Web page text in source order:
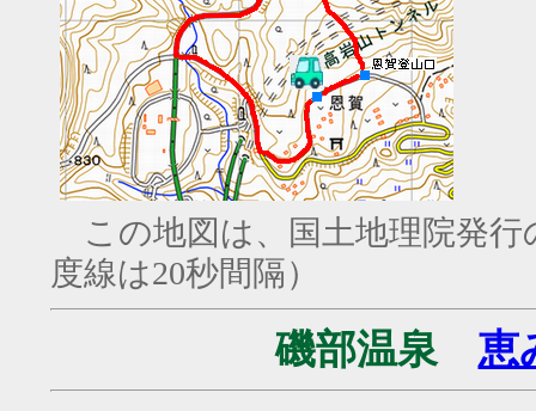
この地図は、国土地理院発行
度線は20秒間隔）
磯部温泉 恵